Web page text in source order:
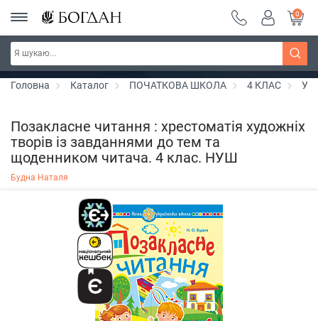
РОЗПРОДАЖ ~ 150 грн ~ 200 грн ~ 250 грн ~
300 грн ~ РОЗПРОДАЖ
Дізнатись більше
0
Головна Каталог ПОЧАТКОВА ШКОЛА 4 КЛАС
Позакласне читання : хрестоматія художніх
творів із завданнями до тем та
щоденником читача. 4 клас. НУШ
Будна Наталя